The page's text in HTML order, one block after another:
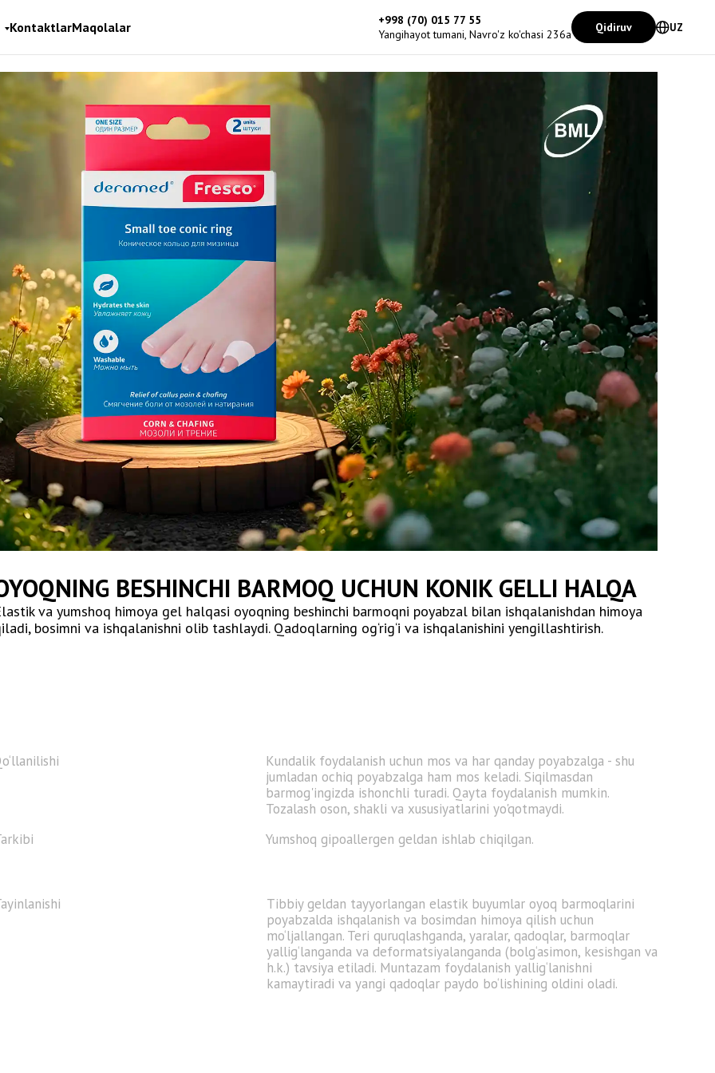
va yumshoq himoya gel halqasi oyoqning beshinchi barmoqni poyabzal bilan ishqalanishdan himoya
bosimni va ishqalanishni olib tashlaydi. Qadoqlarning og‘rig‘i va ishqalanishini yengillashtirish.
Kundalik foydalanish uchun mos va har qanday poyabzalga - shu
jumladan ochiq poyabzalga ham mos keladi. Siqilmasdan
barmog'ingizda ishonchli turadi. Qayta foydalanish mumkin.
Tozalash oson, shakli va xususiyatlarini yo'qotmaydi.
Tibbiy geldan tayyorlangan elastik buyumlar oyoq barmoqlarini
poyabzalda ishqalanish va bosimdan himoya qilish uchun
mo‘ljallangan. Teri quruqlashganda, yaralar, qadoqlar, barmoqlar
yallig‘langanda va deformatsiyalanganda (bolg‘asimon, kesishgan va
h.k.) tavsiya etiladi. Muntazam foydalanish yallig‘lanishni
kamaytiradi va yangi qadoqlar paydo bo‘lishining oldini oladi.
Yumshoq gipoallergen geldan ishlab chiqilgan.
BESHINCHI BARMOQ UCHUN KONIK GELLI HALQA
KontaktlarMaqolalar
+998 (70) 015 77 55
Yangihayot tumani, Navro'z ko'chasi 236a
Qidiruv UZ